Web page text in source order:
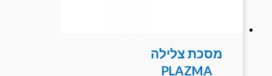
מסכת צלילה
PLAZMA